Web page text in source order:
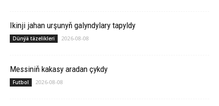
Ikinji jahan urşunyň galyndylary tapyldy
Dünýä täzelikleri 2026-08-08
Messiniň kakasy aradan çykdy
Futbol 2026-08-08